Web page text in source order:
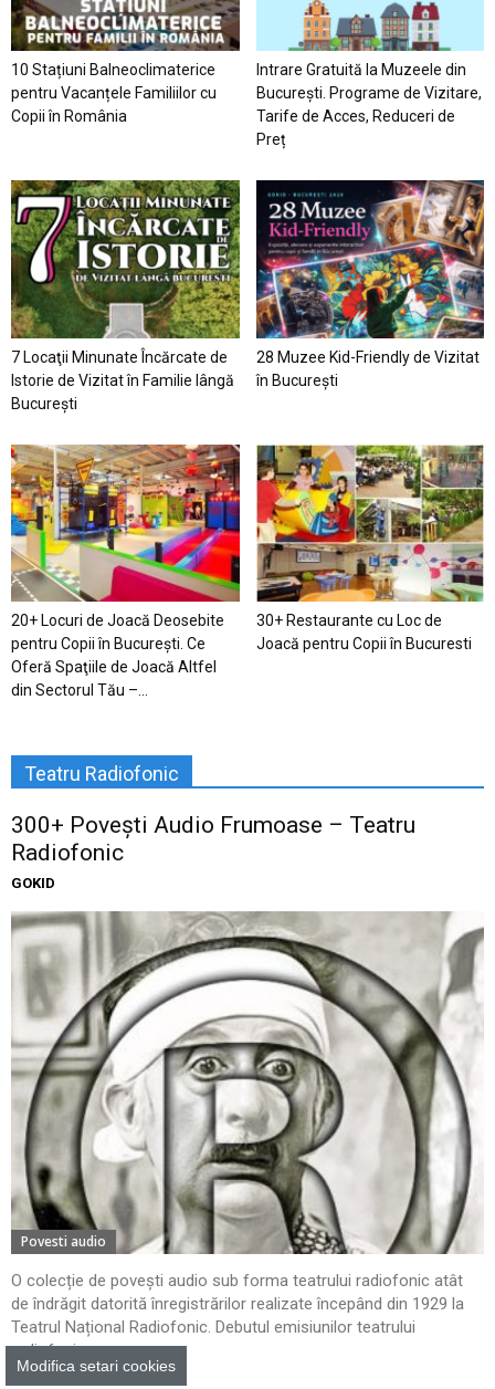
10 Stațiuni Balneoclimaterice
pentru Vacanțele Familiilor cu
Copii în România
Intrare Gratuită la Muzeele din
București. Programe de Vizitare,
Tarife de Acces, Reduceri de
Preț
7 Locaţii Minunate Încărcate de
Istorie de Vizitat în Familie lângă
București
28 Muzee Kid-Friendly de Vizitat
în București
20+ Locuri de Joacă Deosebite
pentru Copii în Bucureşti. Ce
Oferă Spaţiile de Joacă Altfel
din Sectorul Tău –...
30+ Restaurante cu Loc de
Joacă pentru Copii în Bucuresti
Teatru Radiofonic
300+ Povești Audio Frumoase – Teatru
Radiofonic
GOKID
Povesti audio
O colecție de povești audio sub forma teatrului radiofonic atât
de îndrăgit datorită înregistrărilor realizate începând din 1929 la
Teatrul Național Radiofonic. Debutul emisiunilor teatrului
radiofonic...
Modifica setari cookies